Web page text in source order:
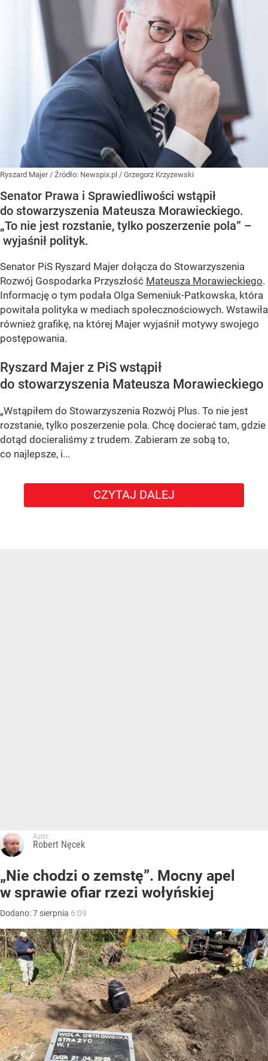
Ryszard Majer / Źródło: Newspix.pl / Grzegorz Krzyzewski
Senator Prawa i Sprawiedliwości wstąpił
do stowarzyszenia Mateusza Morawieckiego.
„To nie jest rozstanie, tylko poszerzenie pola” –
wyjaśnił polityk.
Senator PiS Ryszard Majer dołącza do Stowarzyszenia
Rozwój Gospodarka Przyszłość Mateusza Morawieckiego.
Informację o tym podała Olga Semeniuk-Patkowska, która
powitała polityka w mediach społecznościowych. Wstawiła
również grafikę, na której Majer wyjaśnił motywy swojego
postępowania.
Ryszard Majer z PiS wstąpił
do stowarzyszenia Mateusza Morawieckiego
„Wstąpiłem do Stowarzyszenia Rozwój Plus. To nie jest
rozstanie, tylko poszerzenie pola. Chcę docierać tam, gdzie
dotąd docieraliśmy z trudem. Zabieram ze sobą to,
co najlepsze, i...
CZYTAJ DALEJ
Autor:
Robert Nęcek
„Nie chodzi o zemstę”. Mocny apel
w sprawie ofiar rzezi wołyńskiej
Dodano:7 sierpnia 6:09